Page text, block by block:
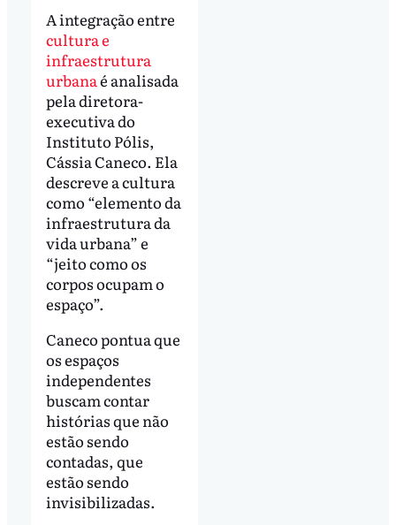
A integração entre
cultura e
infraestrutura
urbanaé analisada
pela diretora-
executiva do
Instituto Pólis,
Cássia Caneco. Ela
descreve a cultura
como “elemento da
infraestrutura da
vida urbana” e
“jeito como os
corpos ocupam o
espaço”.
Caneco pontua que
os espaços
independentes
buscam contar
histórias que não
estão sendo
contadas, que
estão sendo
invisibilizadas.